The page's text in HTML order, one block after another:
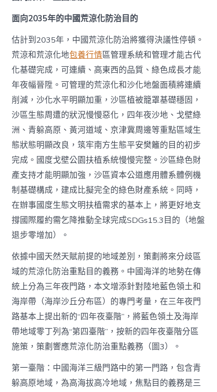
面向2035年的中國荒涼化防治目的
估計到2035年，中國荒涼化防治將獲得決議性停頓。
荒涼和荒涼化地包養行情區管理系統和管理才能古代
化基礎完成，可連續、高東西的品質、綠色成長才能
年夜幅晉陞。可管理的荒涼化和沙化地盤面積將連續
削減，沙化水平明顯加重，沙區植被籠罩基礎穩固，
沙區生態周遭的狀況慢慢惡化，四年夜沙地、戈壁綠
洲、青躲高原、黃河道域、京津冀周邊等重點區域生
態狀態明顯改良，筑牢南方生態平安樊籬的目的初步
完成。國度戈壁公園扶植系統慢慢完整。沙區綠色財
產支持才能明顯加強，沙區資本公道應用體系體例機
制基礎構成，建成比擬完全的綠色財產系統。同時，
在辦事國度生態文明扶植需求的基本上，將更好地支
撐國際履約需乞降推動全球完成SDGs15.3目的（地盤
退步零增加）。
依據中國天然天賦前提的地域差別，策劃將來分歧區
域的荒涼化防治重點目的義務。中國海洋的地勢在傳
統上分為三年夜門路，本文增添針對陸地藍色領土和
海岸帶（海岸沙丘分布區）的專門考量，在三年夜門
路基本上提出新的“四年夜臺階”，將藍色領土及海岸
帶地域零丁列為“第四臺階”，按新的四年夜臺階分區
施策，策劃響應荒涼化防治重點義務（圖3）。
第一臺階：中國海洋三級門路中的第一門路，包含青
躲高原地域，為高海拔高冷地域，焦點目的義務是三